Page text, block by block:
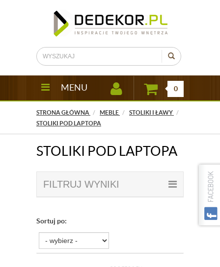
MENU 0
STRONA GŁÓWNA MEBLE
STOLIKI I ŁAWY
STOLIKI POD LAPTOPA
STOLIKI POD LAPTOPA
FILTRUJ WYNIKI
Sortuj po: